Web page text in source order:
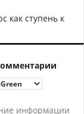
как ступень к
информации